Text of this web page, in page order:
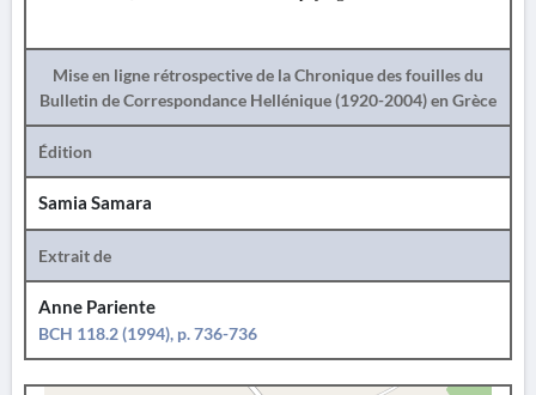
Mise en ligne rétrospective de la Chronique des fouilles du
Bulletin de Correspondance Hellénique (1920-2004) en Grèce
Édition
Samia Samara
Extrait de
Anne Pariente
BCH 118.2 (1994), p. 736-736